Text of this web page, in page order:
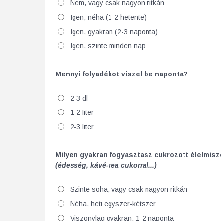
Nem, vagy csak nagyon ritkán
Igen, néha (1-2 hetente)
Igen, gyakran (2-3 naponta)
Igen, szinte minden nap
Mennyi folyadékot viszel be naponta?
2-3 dl
1-2 liter
2-3 liter
Milyen gyakran fogyasztasz cukrozott
(édesség, kávé-tea cukorral...)
Szinte soha, vagy csak nagyon ritkán
Néha, heti egyszer-kétszer
Viszonylag gyakran, 1-2 naponta